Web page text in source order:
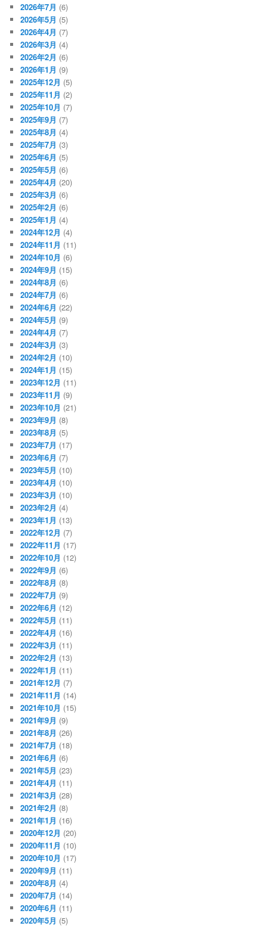
2026年7月 (6)
2026年5月 (5)
2026年4月 (7)
2026年3月 (4)
2026年2月 (6)
2026年1月 (9)
2025年12月 (5)
2025年11月 (2)
2025年10月 (7)
2025年9月 (7)
2025年8月 (4)
2025年7月 (3)
2025年6月 (5)
2025年5月 (6)
2025年4月 (20)
2025年3月 (6)
2025年2月 (6)
2025年1月 (4)
2024年12月 (4)
2024年11月 (11)
2024年10月 (6)
2024年9月 (15)
2024年8月 (6)
2024年7月 (6)
2024年6月 (22)
2024年5月 (9)
2024年4月 (7)
2024年3月 (3)
2024年2月 (10)
2024年1月 (15)
2023年12月 (11)
2023年11月 (9)
2023年10月 (21)
2023年9月 (8)
2023年8月 (5)
2023年7月 (17)
2023年6月 (7)
2023年5月 (10)
2023年4月 (10)
2023年3月 (10)
2023年2月 (4)
2023年1月 (13)
2022年12月 (7)
2022年11月 (17)
2022年10月 (12)
2022年9月 (6)
2022年8月 (8)
2022年7月 (9)
2022年6月 (12)
2022年5月 (11)
2022年4月 (16)
2022年3月 (11)
2022年2月 (13)
2022年1月 (11)
2021年12月 (7)
2021年11月 (14)
2021年10月 (15)
2021年9月 (9)
2021年8月 (26)
2021年7月 (18)
2021年6月 (6)
2021年5月 (23)
2021年4月 (11)
2021年3月 (28)
2021年2月 (8)
2021年1月 (16)
2020年12月 (20)
2020年11月 (10)
2020年10月 (17)
2020年9月 (11)
2020年8月 (4)
2020年7月 (14)
2020年6月 (11)
2020年5月 (5)